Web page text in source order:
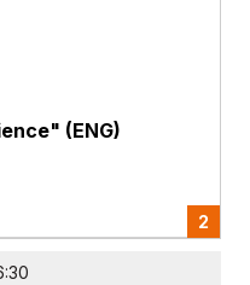
(ENG)
2